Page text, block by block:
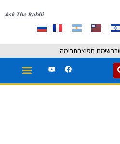
Ask The Rabbi
רשימת תפוצהתרומה